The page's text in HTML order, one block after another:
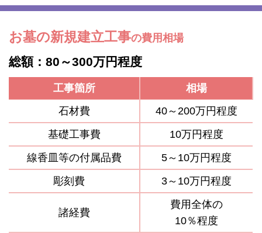
お墓の新規建立工事の費用相場
総額：80～300万円程度
工事箇所
相場
石材費
40～200万円程度
基礎工事費
10万円程度
線香皿等の付属品費
5～10万円程度
彫刻費
3～10万円程度
諸経費
費用全体の
10％程度